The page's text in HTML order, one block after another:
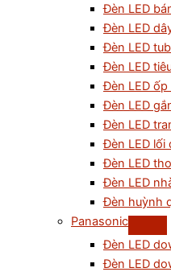
Đèn LED
Đèn LED
Đèn LED
Đèn LED
Đèn LED
Đèn LED
Đèn LED
Đèn LED lối
Đèn LED
Đèn LED
Đèn huỳnh
Panasonic
Đèn LED
Đèn LED